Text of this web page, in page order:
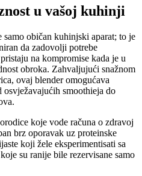
u vašoj kuhinji
običan kuhinjski aparat; to je
da zadovolji potrebe
na kompromise kada je u
obroka. Zahvaljujući snažnom
ovaj blender omogućava
smoothieja do
koje vode računa o zdravoj
brz oporavak uz proteinske
koji žele eksperimentisati sa
su ranije bile rezervisane samo